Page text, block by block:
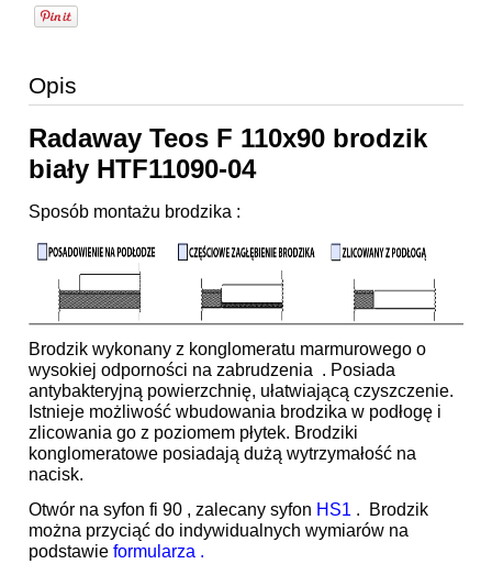
Opis
Radaway Teos F 110x90 brodzik
biały HTF11090-04
Sposób montażu brodzika :
Brodzik wykonany z konglomeratu marmurowego o
wysokiej odporności na zabrudzenia . Posiada
antybakteryjną powierzchnię, ułatwiającą czyszczenie.
Istnieje możliwość wbudowania brodzika w podłogę i
zlicowania go z poziomem płytek. Brodziki
konglomeratowe posiadają dużą wytrzymałość na
nacisk.
Otwór na syfon fi 90 , zalecany syfon HS1 . Brodzik
można przyciąć do indywidualnych wymiarów na
podstawie formularza .